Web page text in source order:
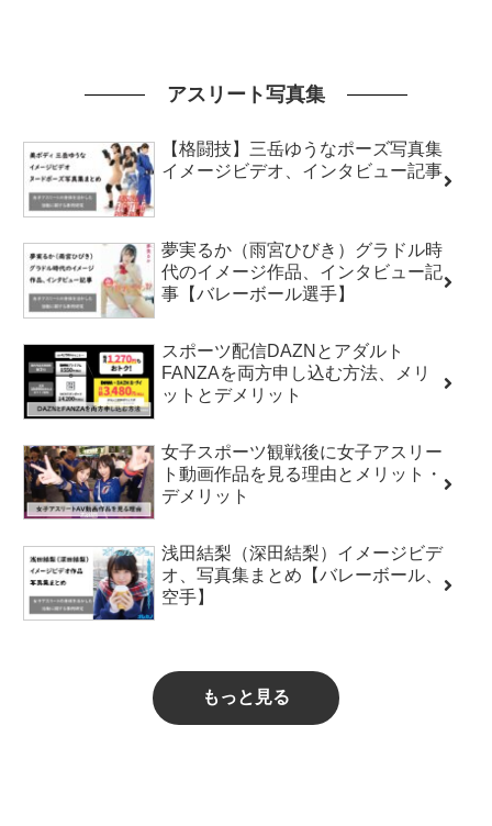
アスリート写真集
【格闘技】三岳ゆうなポーズ写真集
イメージビデオ、インタビュー記事
夢実るか（雨宮ひびき）グラドル時
代のイメージ作品、インタビュー記
事【バレーボール選手】
スポーツ配信DAZNとアダルト
FANZAを両方申し込む方法、メリ
ットとデメリット
女子スポーツ観戦後に女子アスリー
ト動画作品を見る理由とメリット・
デメリット
浅田結梨（深田結梨）イメージビデ
オ、写真集まとめ【バレーボール、
空手】
もっと見る